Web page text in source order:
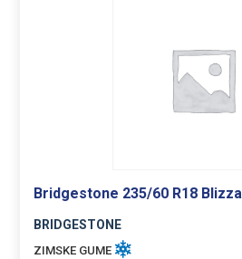
Bridgestone 235/60 R18
BRIDGESTONE
ZIMSKE GUME